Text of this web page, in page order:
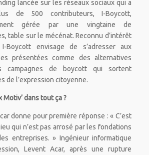
lancée sur les réseaux sociaux qui a
de 500 contributeurs, I-Boycott,
gérée par une vingtaine de
table sur le mécénat. Reconnu d’intérêt
I-Boycott envisage de s’adresser aux
présentées comme des alternatives
campagnes de boycott qui sortent
de l’expression citoyenne.
Motiv’ dans tout ça ?
donne pour première réponse : « C’est
qui n’est pas arrosé par les fondations
entreprises. » Ingénieur informatique
Levent Acar, après une rupture